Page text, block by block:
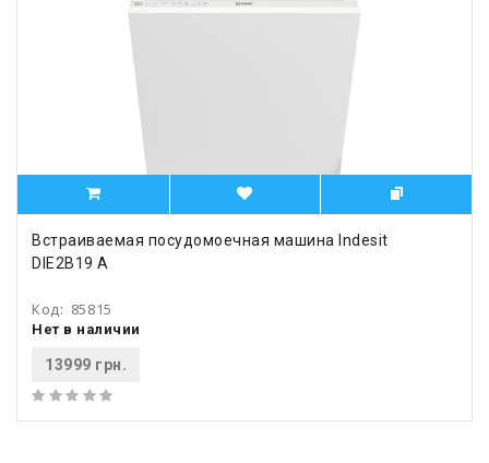
Встраиваемая посудомоечная машина Indesit
DIE2B19 A
Код: 85815
Нет в наличии
13999 грн.